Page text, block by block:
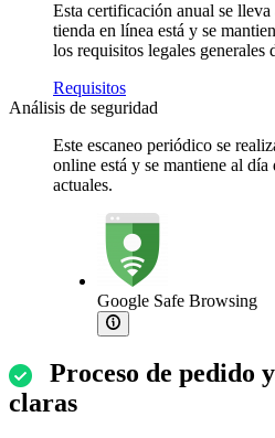
Esta certificación anual se
tienda en línea está y se
los requisitos legales
Requisitos
Análisis de seguridad
Este escaneo periódico se
online está y se mantiene al
actuales.
Google Safe Browsing
Proceso de pedido
claras